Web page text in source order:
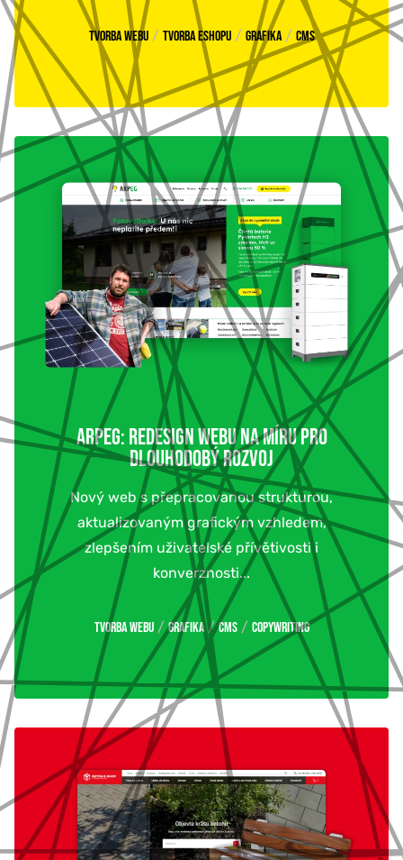
Tvorba webu / Tvorba eshopu / Grafika / CMS
ARPEG: REDESIGN WEBU NA MÍRU PRO
DLOUHODOBÝ ROZVOJ
Nový web s přepracovanou strukturou,
aktualizovaným grafickým vzhledem,
zlepšením uživatelské přívětivosti i
konverznosti...
Tvorba webu / Grafika / CMS / Copywriting